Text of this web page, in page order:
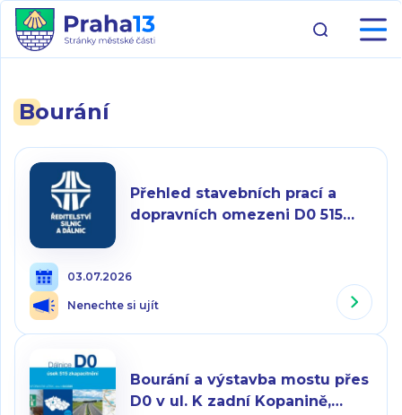
Bourání
Přehled stavebních prací a
dopravních omezeni D0 515
03.07.2026
Nenechte si ujít
Bourání a výstavba mostu přes
D0 v ul. K zadní Kopanině,